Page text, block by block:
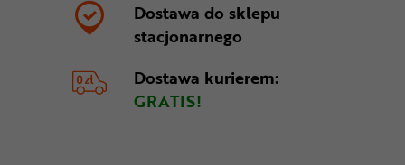
Dostawa do sklepu
stacjonarnego
Dostawa kurierem:
GRATIS!